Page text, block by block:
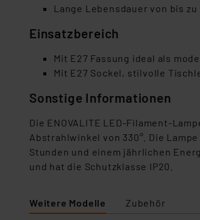
Lange Lebensdauer von bis zu
Einsatzbereich
Mit E27 Fassung ideal als
Mit E27 Sockel, stilvolle
Sonstige Informationen
Die ENOVALITE LED-Filament-
Abstrahlwinkel von 330°. Die
Stunden und einem jährlichen
und hat die Schutzklasse IP20.
Weitere Modelle Zubehör